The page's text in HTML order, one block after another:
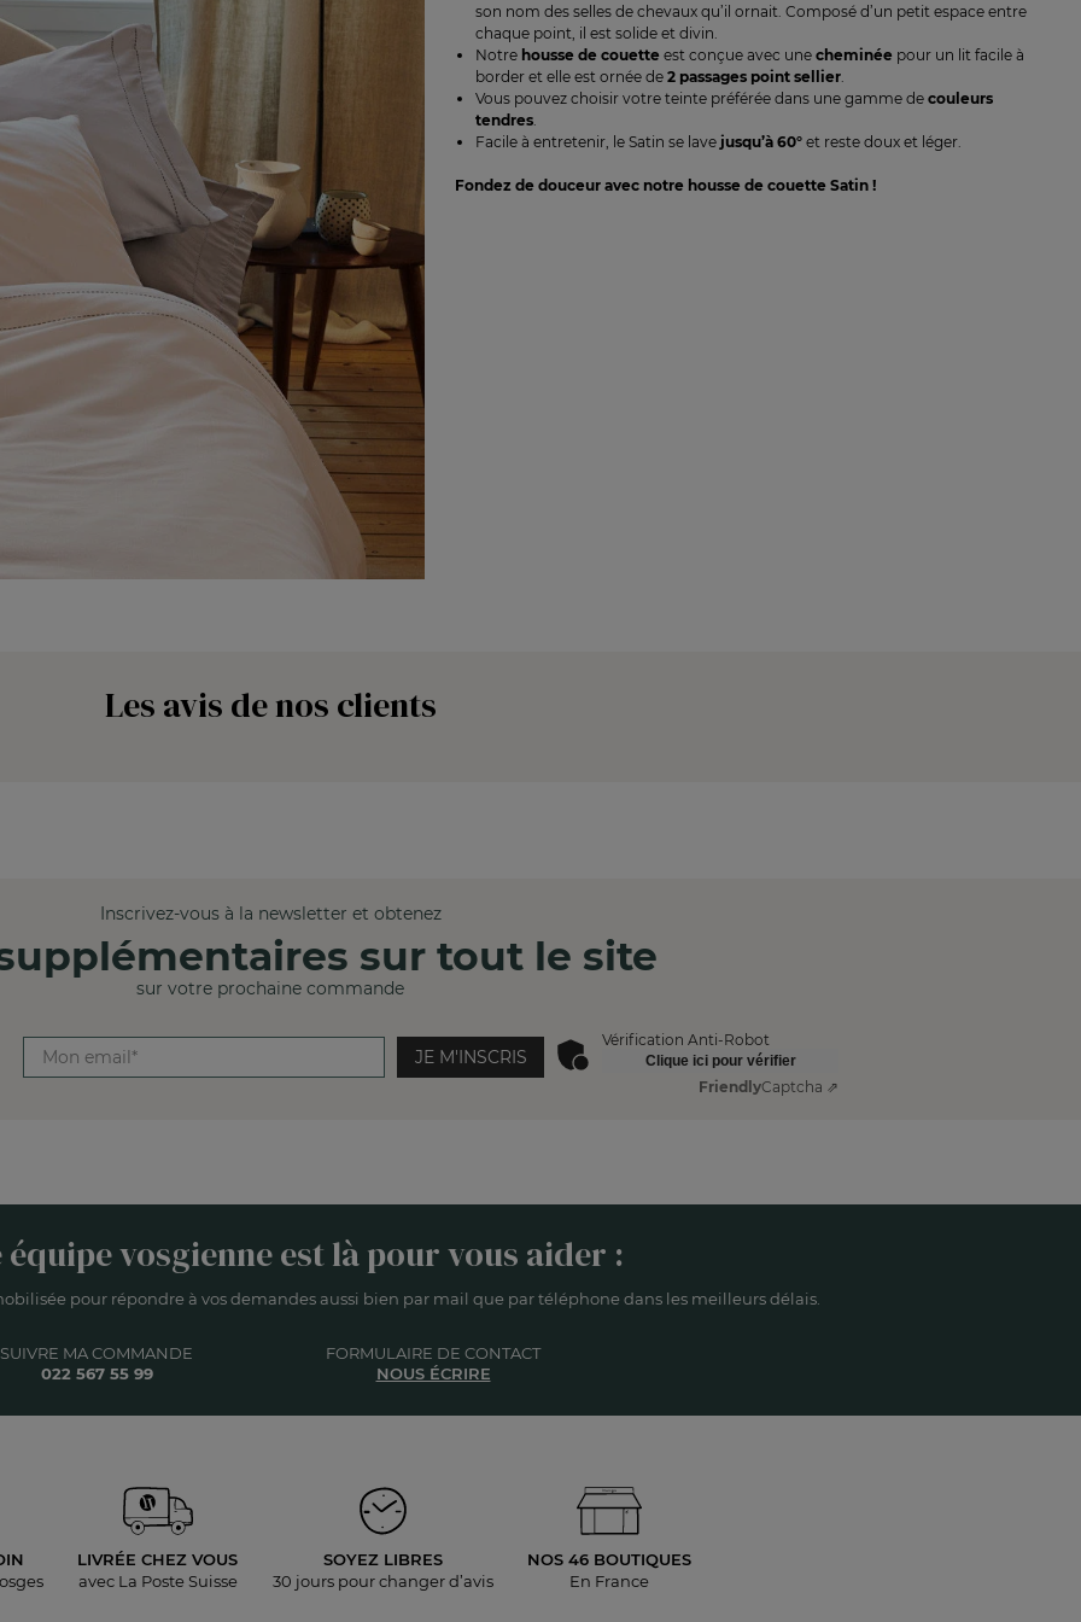
son nom des selles de chevaux qu’il ornait. Composé d’un petit espace entre
chaque point, il est solide et divin.
Notre housse de couette est conçue avec unecheminée pour un lit facile à
border et elle est ornée de2 passages point sellier.
Vous pouvez choisir votre teinte préférée dans une gamme decouleurs
tendres.
Facile à entretenir, le Satin se lave jusqu’à 60° et reste doux et léger.
Fondez de douceur avec notre housse de couette Satin !
Les avis de nos clients
Inscrivez-vous à la newsletter et obtenez
sur tout le site
sur votre prochaine commande
JE M'INSCRIS
Vérification Anti-Robot
Clique ici pour vérifier
FriendlyCaptcha ⇗
vosgienne est là pour vous aider :
pour répondre à vos demandes aussi bien par mail que par téléphone dans les meilleurs délais.
SUIVRE MA COMMANDE
022 567 55 99
FORMULAIRE DE CONTACT
NOUS ÉCRIRE
LIVRÉE CHEZ VOUS
avec La Poste Suisse
SOYEZ LIBRES
30 jours pourchanger d’avis
NOS 46 BOUTIQUES
En France